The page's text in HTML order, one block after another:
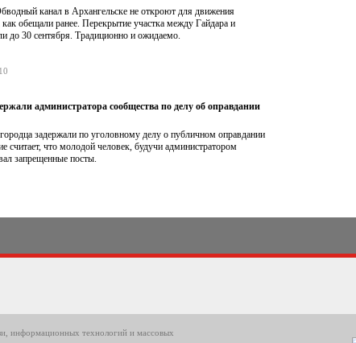
канал в Архангельске не откроют для движения
как обещали ранее. Перекрытие участка между Гайдара и
до 30 сентября. Традиционно и ожидаемо.
администратора сообщества по делу об оправдании
задержали по уголовному делу о публичном оправдании
считает, что молодой человек, будучи администратором
запрещенные посты.
информационных технологий и массовых